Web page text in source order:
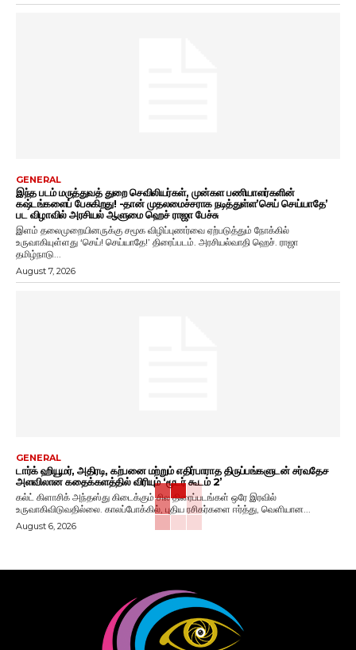
GENERAL
இந்த படம் மருத்துவத் துறை செவிலியர்கள், முன்கள பணியாளர்களின்
கஷ்டங்களைப் பேசுகிறது! -தான் முதலமைச்சராக நடித்துள்ள’செய் செய்யாதே’
பட விழாவில் அரசியல் ஆளுமை ஹெச் ராஜா பேச்சு
இளம் தலைமுறையினருக்கு சமூக விழிப்புணர்வை ஏற்படுத்தும் நோக்கில்
உருவாகியுள்ளது ‘செய்! செய்யாதே!’ திரைப்படம். அரசியல்வாதி ஹெச். ராஜா
தமிழ்நாடு...
August 7, 2026
GENERAL
டார்க் ஹியூமர், அதிரடி, கற்பனை மற்றும் எதிர்பாராத திருப்பங்களுடன் சர்வதேச
அளவிலான கதைக்களத்தில் விரியும் ‘மூடர் கூடம் 2’
கல்ட் கிளாசிக் அந்தஸ்து கிடைக்கும் சில திரைப்படங்கள் ஒரே இரவில்
உருவாகிவிடுவதில்லை. காலப்போக்கில், புதிய ரசிகர்களை ஈர்த்து, வெளியான...
August 6, 2026